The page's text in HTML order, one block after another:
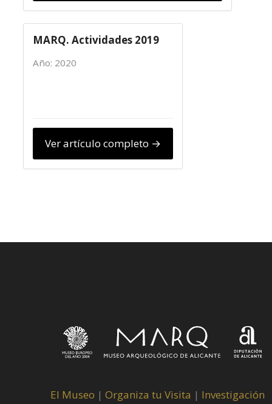
MARQ. Actividades 2019
Año: 2020
Ver artículo completo →
El Museo | Organiza tu Visita | Investigación